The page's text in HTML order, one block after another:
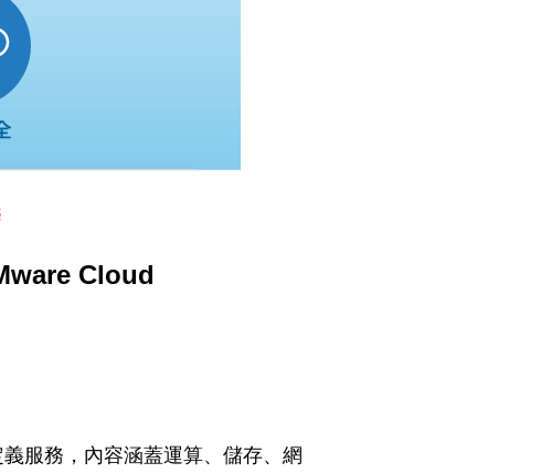
Cloud
服務，內容涵蓋運算、儲存、網